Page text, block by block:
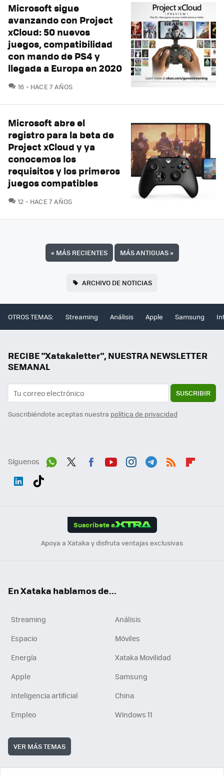
Microsoft sigue
avanzando con Project
xCloud: 50 nuevos
juegos, compatibilidad
con mando de PS4 y
llegada a Europa en 2020
16 COMENTARIOS
HACE 7 AÑOS
Microsoft abre el
registro para la beta de
Project xCloud y ya
conocemos los
requisitos y los primeros
juegos compatibles
12 COMENTARIOS
HACE 7 AÑOS
« MÁS RECIENTES MÁS ANTIGUAS»
ARCHIVO DE NOTICIAS
OTROS TEMAS: Streaming Análisis Apple Samsung
RECIBE "Xatakaletter", NUESTRA NEWSLETTER
SEMANAL
SUSCRIBIR
Suscribiéndote aceptas nuestra política de privacidad
Síguenos
Suscríbete a
Apoya a Xataka y disfruta ventajas exclusivas
En Xataka hablamos de...
Streaming
Análisis
Espacio
Móviles
Energía
Xataka Movilidad
Apple
Samsung
Inteligencia artificial
China
Empleo
Windows 11
VER MÁS TEMAS